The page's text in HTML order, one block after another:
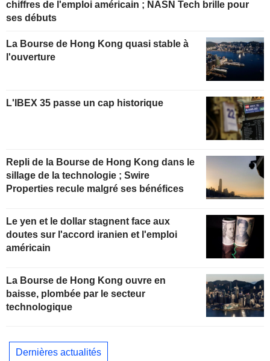
chiffres de l'emploi américain ; NASN Tech brille pour
ses débuts
La Bourse de Hong Kong quasi stable à
l'ouverture
L'IBEX 35 passe un cap historique
Repli de la Bourse de Hong Kong dans le
sillage de la technologie ; Swire
Properties recule malgré ses bénéfices
Le yen et le dollar stagnent face aux
doutes sur l'accord iranien et l'emploi
américain
La Bourse de Hong Kong ouvre en
baisse, plombée par le secteur
technologique
Dernières actualités